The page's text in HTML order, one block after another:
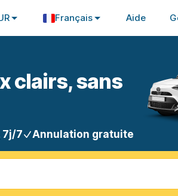
Français Aide
clairs, sans
7j/7 Annulation gratuite